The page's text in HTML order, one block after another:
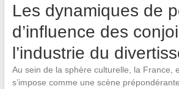
Les dynamiques de
d’influence des
l’industrie du
Au sein de la sphère culturelle, la France,
s’impose comme une scène